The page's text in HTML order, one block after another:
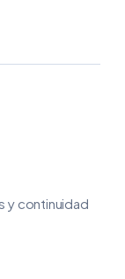
y continuidad